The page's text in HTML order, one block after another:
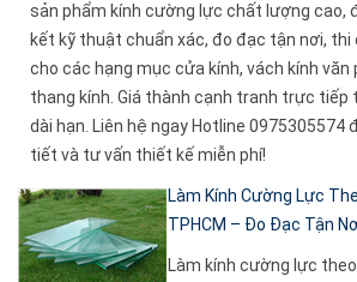
sản phẩm kính cường lực chất lượng cao,
kết kỹ thuật chuẩn xác, đo đạc tận nơi, thi
cho các hạng mục cửa kính, vách kính văn
thang kính. Giá thành cạnh tranh trực tiếp
dài hạn. Liên hệ ngay Hotline 0975305574
tiết và tư vấn thiết kế miễn phí!
Làm Kính Cường Lực
TPHCM – Đo Đạc Tận
Làm kính cường lực